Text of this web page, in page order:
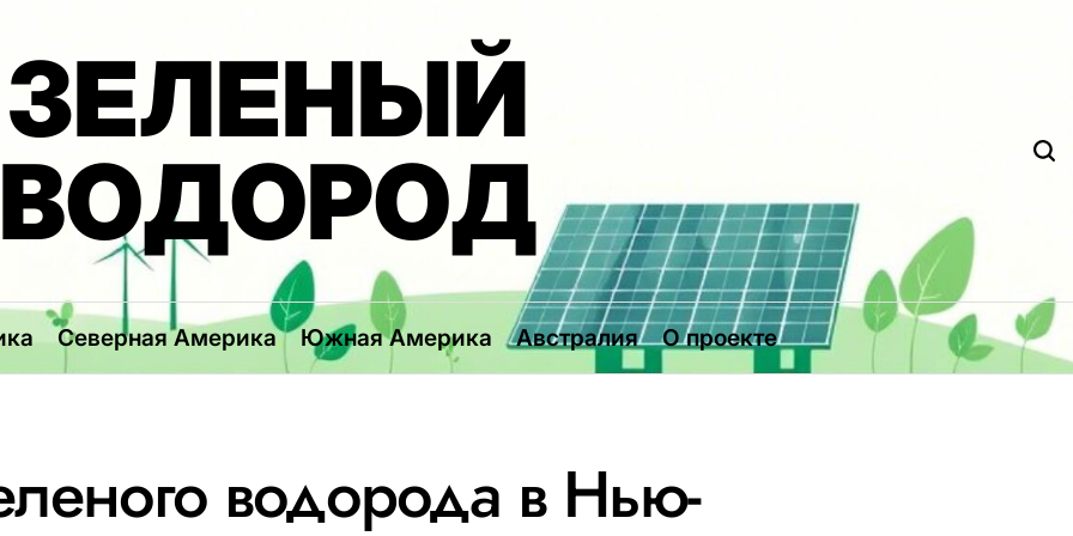
ЗЕЛЕНЫЙ
ВОДОРОД
Северная Америка Южная Америка Австралия О проекте
водорода в Нью-